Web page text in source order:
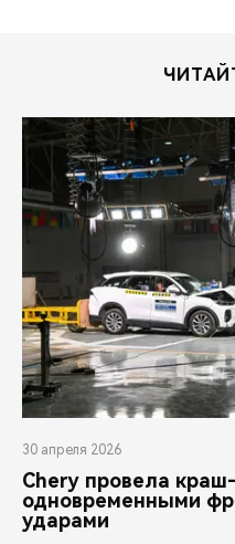
30 апреля 2026
Chery провела
одновременными
ударами